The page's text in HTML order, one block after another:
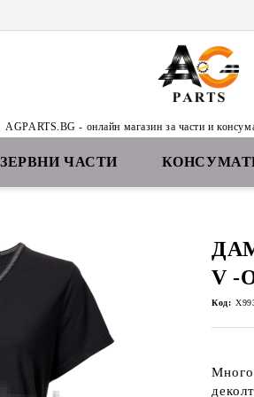
AGPARTS.BG - онлайн магазин за части и
ЧАСТИ
V -
Код:
Много